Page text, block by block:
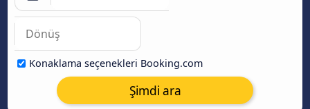
Konaklama seçenekleri Booking.com
Şimdi ara